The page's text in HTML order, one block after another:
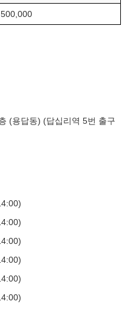
500,000
(용답동) (답십리역 5번 출구